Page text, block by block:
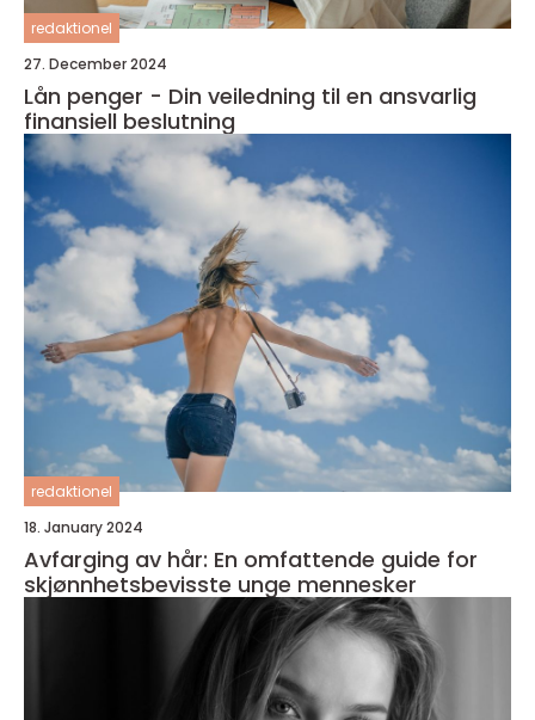
redaktionel
27. December 2024
Lån penger - Din veiledning til en ansvarlig
finansiell beslutning
redaktionel
18. January 2024
Avfarging av hår: En omfattende guide for
skjønnhetsbevisste unge mennesker